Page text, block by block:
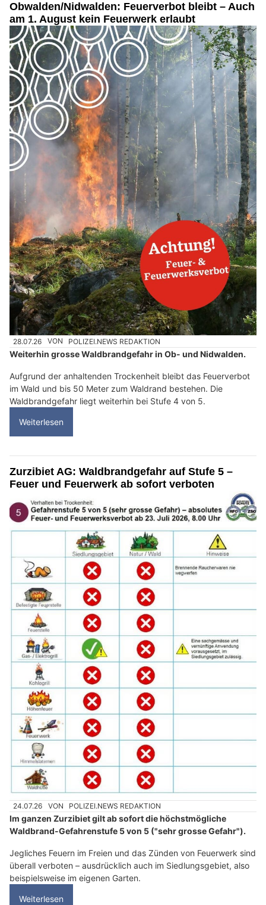
Obwalden/Nidwalden: Feuerverbot bleibt – Auch
am 1. August kein Feuerwerk erlaubt
28.07.26 VON POLIZEI.NEWS REDAKTION
Weiterhin grosse Waldbrandgefahr in Ob- und Nidwalden.
Aufgrund der anhaltenden Trockenheit bleibt das Feuerverbot
im Wald und bis 50 Meter zum Waldrand bestehen. Die
Waldbrandgefahr liegt weiterhin bei Stufe 4 von 5.
Weiterlesen
Zurzibiet AG: Waldbrandgefahr auf Stufe 5 –
Feuer und Feuerwerk ab sofort verboten
24.07.26 VON POLIZEI.NEWS REDAKTION
Im ganzen Zurzibiet gilt ab sofort die höchstmögliche
Waldbrand-Gefahrenstufe 5 von 5 ("sehr grosse Gefahr").
Jegliches Feuern im Freien und das Zünden von Feuerwerk sind
überall verboten – ausdrücklich auch im Siedlungsgebiet, also
beispielsweise im eigenen Garten.
Weiterlesen